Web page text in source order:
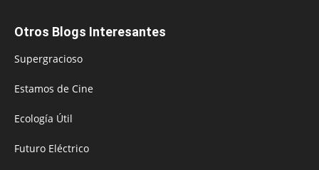
Otros Blogs Interesantes
Supergracioso
Estamos de Cine
Ecología Útil
Futuro Eléctrico